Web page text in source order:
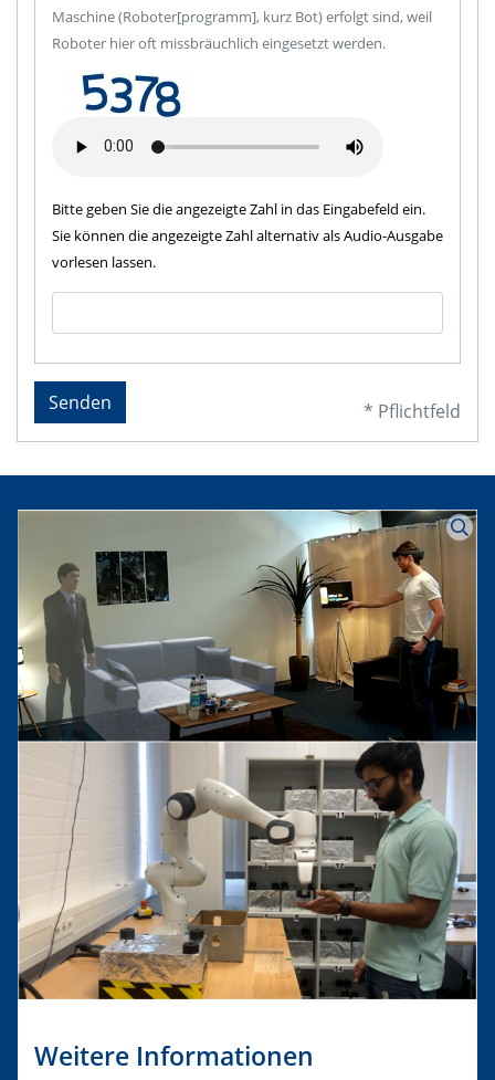
Maschine (Roboter[programm], kurz Bot) erfolgt sind, weil
Roboter hier oft missbräuchlich eingesetzt werden.
Bitte geben Sie die angezeigte Zahl in das Eingabefeld ein.
Sie können die angezeigte Zahl alternativ als Audio-Ausgabe
vorlesen lassen.
Senden * Pflichtfeld
Weitere Informationen